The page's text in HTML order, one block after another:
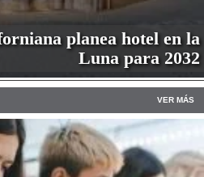
planea hotel en la
Luna para 2032
VER MÁS